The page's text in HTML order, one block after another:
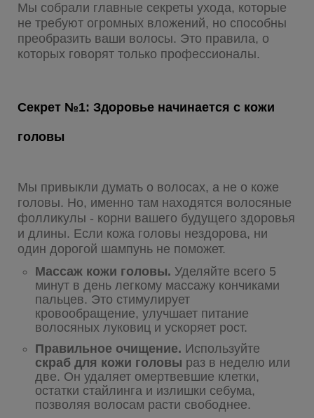
Мы собрали главные секреты ухода, которые
не требуют огромных вложений, но способны
преобразить ваши волосы. Это правила, о
которых говорят только профессионалы.
Секрет №1: Здоровье начинается с кожи
головы
Мы привыкли думать о волосах, а не о коже
головы. Но, именно там находятся волосяные
фолликулы - корни вашего будущего здоровья
и длины. Если кожа головы нездорова, ни
один дорогой шампунь не поможет.
Массаж кожи головы. Уделяйте всего 5
минут в день легкому массажу кончиками
пальцев. Это стимулирует
кровообращение, улучшает питание
волосяных луковиц и ускоряет рост.
Правильное очищение. Используйте
скраб для кожи головы раз в неделю или
две. Он удаляет омертвевшие клетки,
остатки стайлинга и излишки себума,
позволяя волосам расти свободнее.